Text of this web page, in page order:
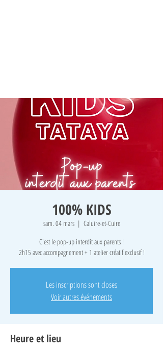
100% KIDS
sam. 04 mars
  |
Caluire-et-Cuire
C'est le pop-up interdit aux parents !
2h15 avec accompagnement + 1 atelier créatif exclusif !
Les inscriptions sont closes
Voir autres événements
Heure et lieu